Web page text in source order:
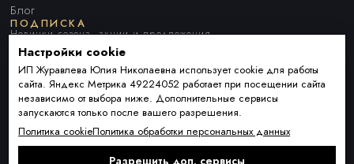
Блог
ПОДПИСКА
Новинки сезона, акции и предложения
Я ДАЮ СОГЛАСИЕ НА ОБРАБОТКУ ПЕРСОНАЛЬНЫХ ДАННЫХ И
СОГЛАШАЮСЬ СПОЛИТИКОЙ ОБРАБОТКИ ПЕРСОНАЛЬНЫХ
ДАННЫХ
Подписаться
Настройки cookie
ИП Журавлева Юлия Николаевна использует cookie для работы
сайта. Яндекс Метрика 49224052 работает при посещении сайта
независимо от выбора ниже. Дополнительные сервисы
запускаются только после вашего разрешения.
Политика cookieПолитика обработки персональных данных
Разрешить доп. сервисы